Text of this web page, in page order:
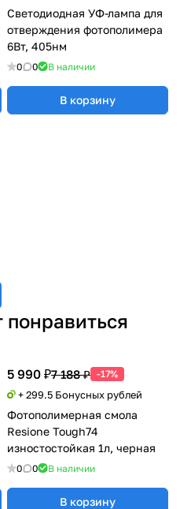
Светодиодная УФ-лампа для
отверждения фотополимера
6Вт, 405нм
0 0 В наличии
В корзину
5 990 ₽7 188 ₽ -17%
+ 299.5 Бонусных рублей
Фотополимерная смола
Resione Tough74
изностостойкая 1л, черная
0 0 В наличии
В корзину